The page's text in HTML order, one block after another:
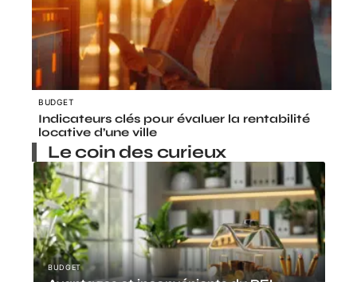
BUDGET
Indicateurs clés pour évaluer la rentabilité
locative d’une ville
Le coin des curieux
BUDGET